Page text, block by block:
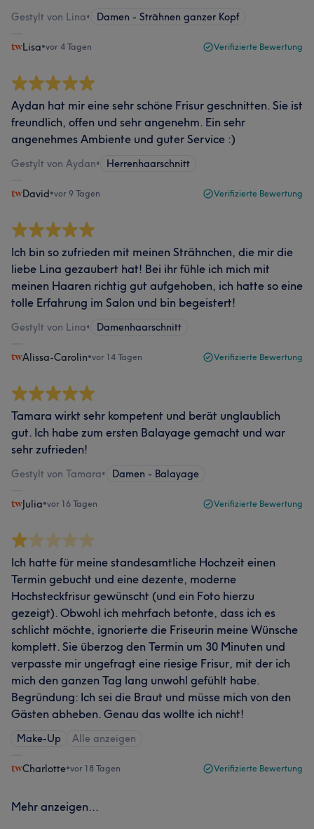
Gestylt von Lina• Damen - Strähnen ganzer Kopf
Lisa•vor 4 Tagen Verifizierte Bewertung
Aydan hat mir eine sehr schöne Frisur geschnitten. Sie ist
freundlich, offen und sehr angenehm. Ein sehr
angenehmes Ambiente und guter Service :)
Gestylt von Aydan• Herrenhaarschnitt
David•vor 9 Tagen Verifizierte Bewertung
Ich bin so zufrieden mit meinen Strähnchen, die mir die
liebe Lina gezaubert hat! Bei ihr fühle ich mich mit
meinen Haaren richtig gut aufgehoben, ich hatte so eine
tolle Erfahrung im Salon und bin begeistert!
Gestylt von Lina• Damenhaarschnitt
Alissa-Carolin•vor 14 Tagen Verifizierte Bewertung
Tamara wirkt sehr kompetent und berät unglaublich
gut. Ich habe zum ersten Balayage gemacht und war
sehr zufrieden!
Gestylt von Tamara• Damen - Balayage
Julia•vor 16 Tagen Verifizierte Bewertung
Ich hatte für meine standesamtliche Hochzeit einen
Termin gebucht und eine dezente, moderne
Hochsteckfrisur gewünscht (und ein Foto hierzu
gezeigt). Obwohl ich mehrfach betonte, dass ich es
schlicht möchte, ignorierte die Friseurin meine Wünsche
komplett. Sie überzog den Termin um 30 Minuten und
verpasste mir ungefragt eine riesige Frisur, mit der ich
mich den ganzen Tag lang unwohl gefühlt habe.
Begründung: Ich sei die Braut und müsse mich von den
Gästen abheben. Genau das wollte ich nicht!
Make-Up Alle anzeigen
Charlotte•vor 18 Tagen Verifizierte Bewertung
Mehr anzeigen...